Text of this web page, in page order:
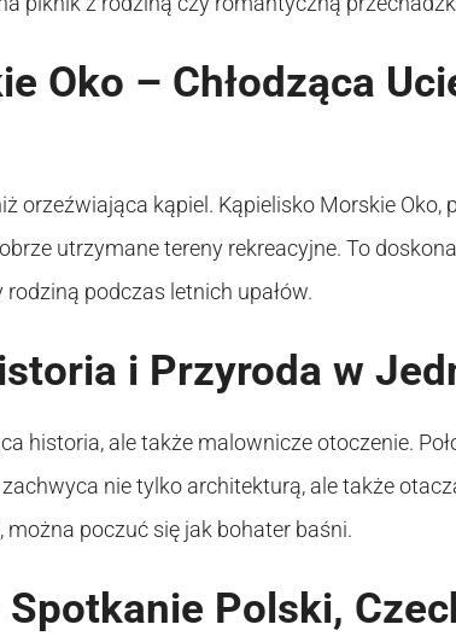
Oko – Chłodząca
orzeźwiająca kąpiel. Kąpielisko Morskie Oko,
utrzymane tereny rekreacyjne. To
podczas letnich upałów.
i Przyroda w
historia, ale także malownicze otoczenie.
nie tylko architekturą, ale także
poczuć się jak bohater baśni.
Polski,